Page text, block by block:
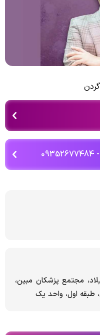
مجتمع پزشکان مبین،
طبقه اول، واحد یک